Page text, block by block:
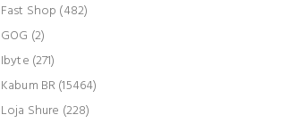
Fast Shop (482)
GOG (2)
Ibyte (271)
Kabum BR (15464)
Loja Shure (228)